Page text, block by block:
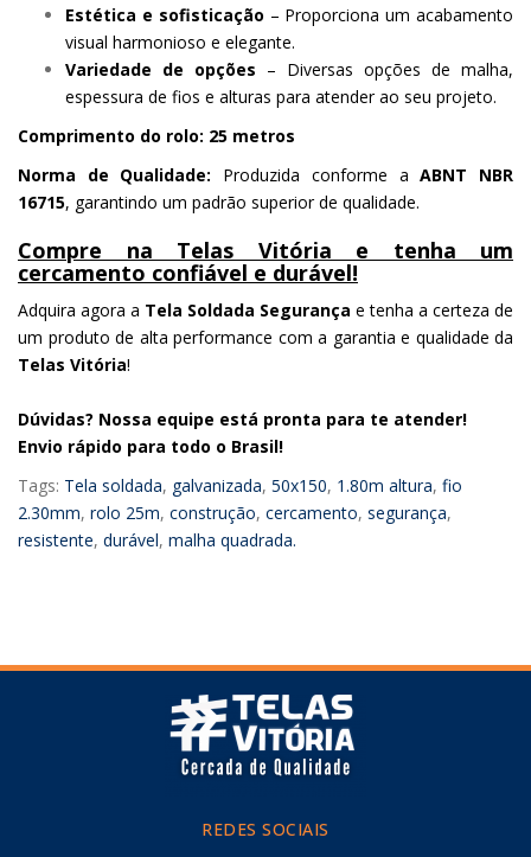
Estética e sofisticação – Proporciona um acabamento
visual harmonioso e elegante.
Variedade de opções – Diversas opções de malha,
espessura de fios e alturas para atender ao seu projeto.
Comprimento do rolo: 25 metros
Norma de Qualidade: Produzida conforme aABNT NBR
16715, garantindo um padrão superior de qualidade.
Compre na Telas Vitória e tenha um
cercamento confiável e durável!
Adquira agora a Tela Soldada Segurança e tenha a certeza de
um produto de alta performance com a garantia e qualidade da
Telas Vitória!
Dúvidas? Nossa equipe está pronta para te atender!
Envio rápido para todo o Brasil!
Tags: Tela soldada, galvanizada, 50x150, 1.80m altura, fio
2.30mm, rolo 25m, construção, cercamento, segurança,
resistente, durável, malha quadrada.
REDES SOCIAIS